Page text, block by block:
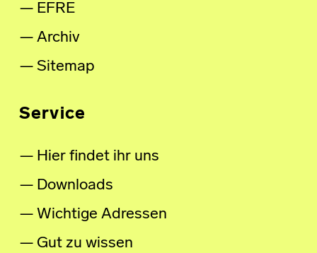
EFRE
Archiv
Sitemap
Service
Hier findet ihr uns
Downloads
Wichtige Adressen
Gut zu wissen